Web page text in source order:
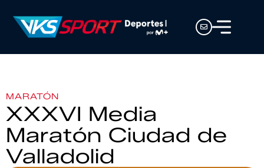
MARATÓN
XXXVI Media
Maratón Ciudad de
Valladolid